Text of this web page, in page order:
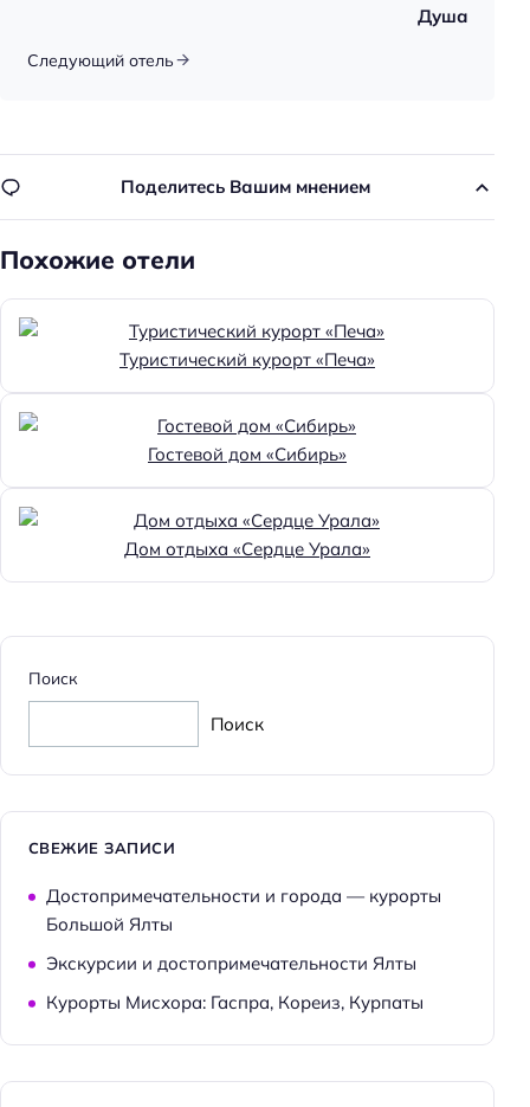
Душа
Следующий отель
Поделитесь Вашим мнением
Похожие отели
Туристический курорт «Печа»
Гостевой дом «Сибирь»
Дом отдыха «Сердце Урала»
Поиск
Поиск
СВЕЖИЕ ЗАПИСИ
Достопримечательности и города — курорты
Большой Ялты
Экскурсии и достопримечательности Ялты
Курорты Мисхора: Гаспра, Кореиз, Курпаты